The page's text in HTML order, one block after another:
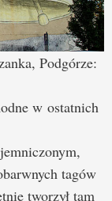
Podgórze:
w ostatnich
tagów
tworzył tam